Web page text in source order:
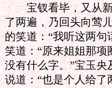
宝钗看毕，又从新翻
了两遍，乃回头向莺
的笑道：“我听这两
笑道：“原来姐姐那项
没有什么字。”宝玉央
说道：“也是个人给